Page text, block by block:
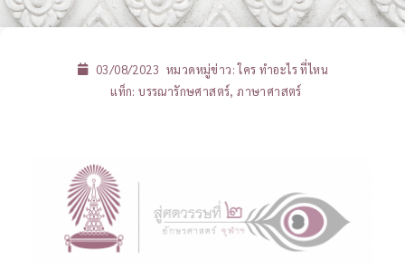
03/08/2023 หมวดหมู่ข่าว:ใคร ทำอะไร ที่ไหน
แท็ก: บรรณารักษศาสตร์,ภาษาศาสตร์